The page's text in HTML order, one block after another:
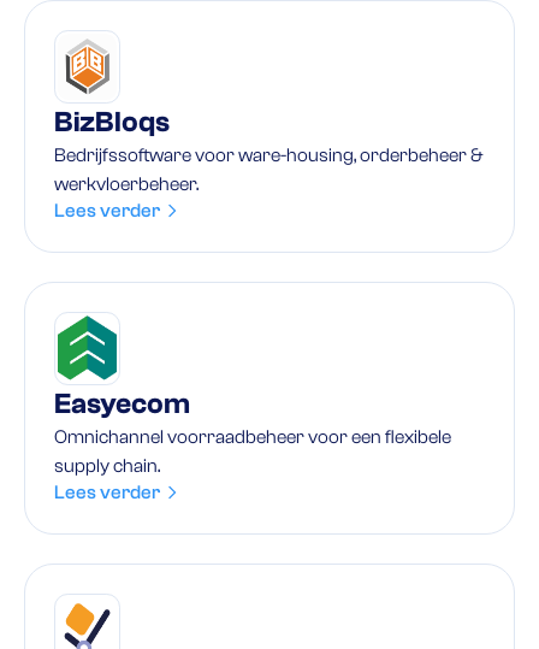
BizBloqs
Bedrijfssoftware voor ware-housing, orderbeheer &
werkvloerbeheer.
Lees verder
Easyecom
Omnichannel voorraadbeheer voor een flexibele
supply chain.
Lees verder